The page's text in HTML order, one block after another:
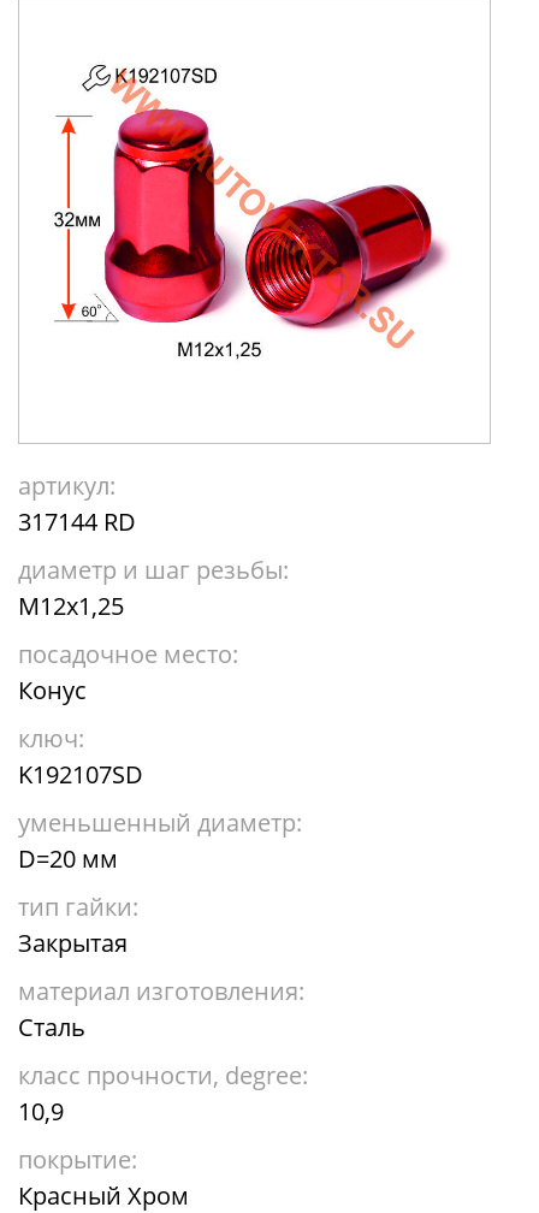
артикул:
317144 RD
диаметр и шаг резьбы:
М12х1,25
посадочное место:
Конус
ключ:
K192107SD
уменьшенный диаметр:
D=20 мм
тип гайки:
Закрытая
материал изготовления:
Сталь
класс прочности, degree:
10,9
покрытие:
Красный Хром